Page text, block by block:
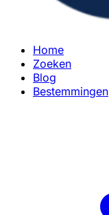
Home
Zoeken
Blog
Bestemmingen